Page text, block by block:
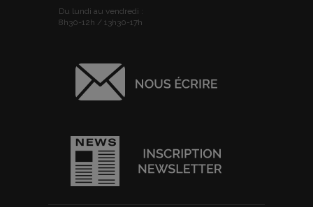
Du lundi au vendredi :
8h30-12h / 13h30-17h